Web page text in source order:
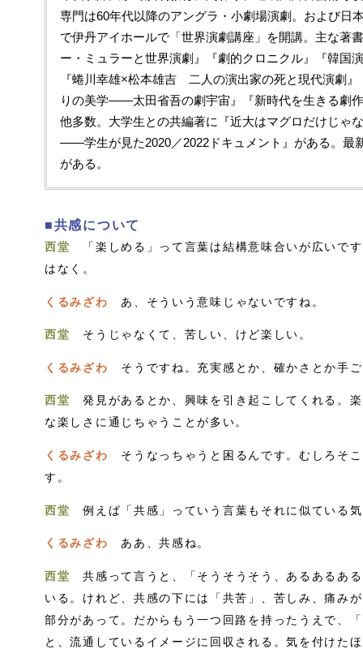
専門は60年代以降のアングラ・小劇場演劇。および日
で伊丹アイホールで「世界演劇講座」を開講。主な著
ー・ミュラーと世界演劇』『劇的クロニクル』『韓国
『蜷川幸雄×松本雄吉 二人の演出家の死と現代演劇
りの美学――太田省吾の劇宇宙』『新時代を生きる劇
他多数。大学生との共編著に『近大はマグロだけじゃ
――学生が見た2020／2022ドキュメント』がある。
がある。
■共感について
西堂
「楽しめる」って言葉は結構意味合いが広いで
はなく。
くるみざわ あ、そういう意味じゃないですね。
西堂 そうじゃなくて、苦しい、けど楽しい。
くるみざわ そうですね。充実感とか、確かさとか手
西堂発見があるとか、興味を引き起こしてくれる。
な楽しさに通じちゃうことが多い。
くるみざわ そうなっちゃうと困るんです。むしろそ
す。
西堂例えば「共感」っていう言葉もそれに似ている
くるみざわああ、共感ね。
西堂共感って言うと、「そうそうそう、あるあるあ
いる。けれど、共感の下には「共苦」、苦しみ、痛み
部分があって。だからもう一つ回路を持ったうえで、
と、流通しているイメージに回収される。気を付けた